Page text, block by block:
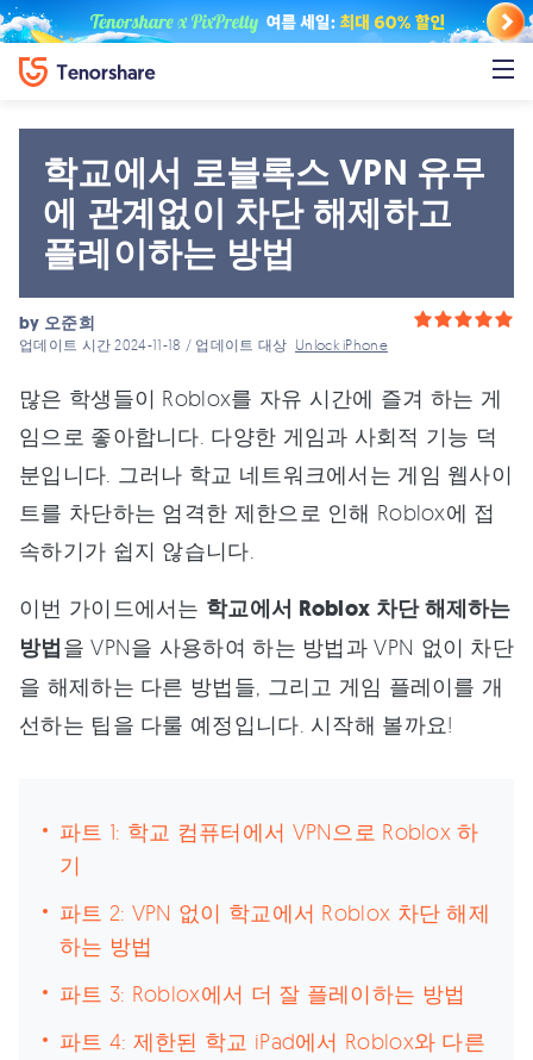
학교에서 로블록스 VPN 유무
에 관계없이 차단 해제하고
플레이하는 방법
by 오준희
업데이트 시간 2024-11-18 / 업데이트 대상 Unlock iPhone
많은 학생들이 Roblox를 자유 시간에 즐겨 하는 게
임으로 좋아합니다. 다양한 게임과 사회적 기능 덕
분입니다. 그러나 학교 네트워크에서는 게임 웹사이
트를 차단하는 엄격한 제한으로 인해 Roblox에 접
속하기가 쉽지 않습니다.
이번 가이드에서는 학교에서 Roblox 차단 해제하는
방법을 VPN을 사용하여 하는 방법과 VPN 없이 차단
을 해제하는 다른 방법들, 그리고 게임 플레이를 개
선하는 팁을 다룰 예정입니다. 시작해 볼까요!
파트 1: 학교 컴퓨터에서 VPN으로 Roblox 하
기
파트 2: VPN 없이 학교에서 Roblox 차단 해제
하는 방법
파트 3: Roblox에서 더 잘 플레이하는 방법
파트 4: 제한된 학교 iPad에서 Roblox와 다른